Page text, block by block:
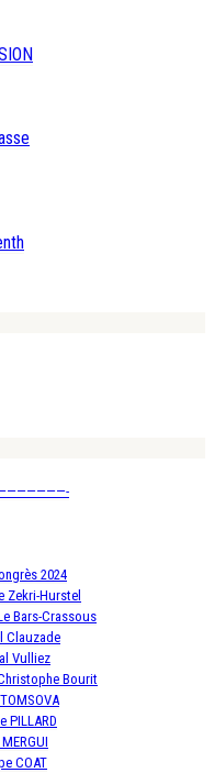
2024
Zekri-Hurstel
Bars-Crassous
Clauzade
Vulliez
Bourit
PILLARD
COAT